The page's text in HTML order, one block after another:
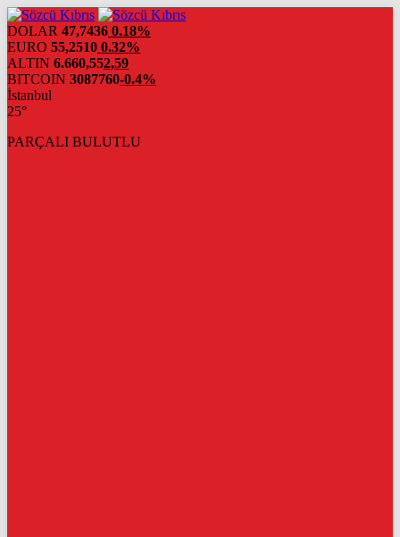
DOLAR 47,7436 0.18%
EURO 55,2510 0.32%
ALTIN 6.660,552,59
BITCOIN 3087760-0.4%
İstanbul
25°
PARÇALI BULUTLU